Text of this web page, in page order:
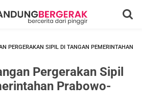
PERGERAKAN SIPIL DI TANGAN PEMERINTAHAN
Pergerakan Sipil
Prabowo-